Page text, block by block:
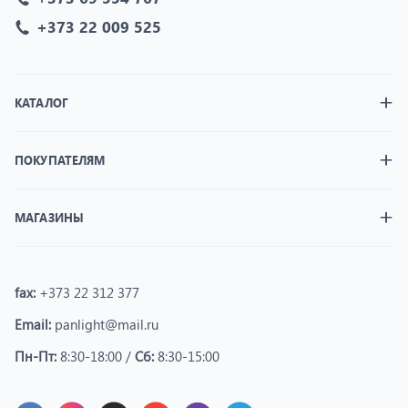
+373 22 009 525
КАТАЛОГ
ПОКУПАТЕЛЯМ
МАГАЗИНЫ
fax: +373 22 312 377
Email: panlight@mail.ru
Пн-Пт: 8:30-18:00 / Сб: 8:30-15:00